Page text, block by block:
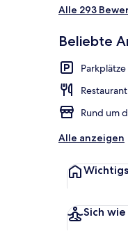
Alle 293
Beliebte
Restaurant
Rund um
Alle anzeigen
Sich